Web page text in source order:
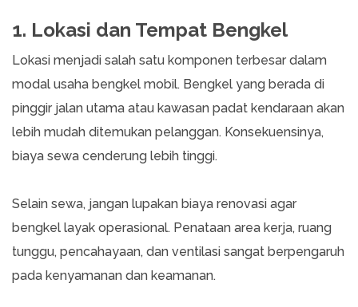
1. Lokasi dan Tempat Bengkel
Lokasi menjadi salah satu komponen terbesar dalam
modal usaha bengkel mobil. Bengkel yang berada di
pinggir jalan utama atau kawasan padat kendaraan akan
lebih mudah ditemukan pelanggan. Konsekuensinya,
biaya sewa cenderung lebih tinggi.
Selain sewa, jangan lupakan biaya renovasi agar
bengkel layak operasional. Penataan area kerja, ruang
tunggu, pencahayaan, dan ventilasi sangat berpengaruh
pada kenyamanan dan keamanan.